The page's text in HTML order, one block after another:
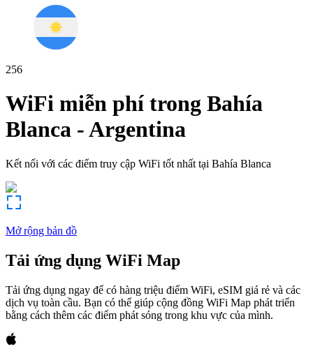
256
WiFi miễn phí trong Bahía
Blanca -Argentina
Kết nối với các điểm truy cập WiFi tốt nhất tại Bahía Blanca
Mở rộng bản đồ
Tải ứng dụng WiFi Map
Tải ứng dụng ngay để có hàng triệu điểm WiFi, eSIM giá rẻ và các
dịch vụ toàn cầu. Bạn có thể giúp cộng đồng WiFi Map phát triển
bằng cách thêm các điểm phát sóng trong khu vực của mình.